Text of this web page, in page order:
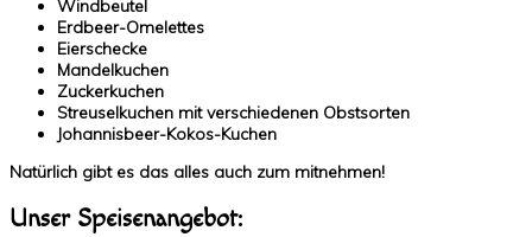
Windbeutel
Erdbeer-Omelettes
Eierschecke
Mandelkuchen
Zuckerkuchen
Streuselkuchen mit verschiedenen Obstsorten
Johannisbeer-Kokos-Kuchen
Natürlich gibt es das alles auch zum mitnehmen!
Unser Speisenangebot: